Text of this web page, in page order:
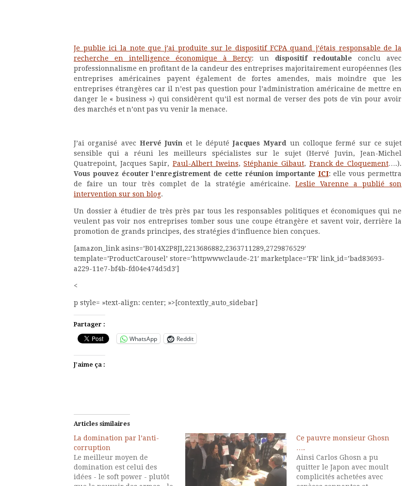
Je publie ici la note que j’ai produite sur le dispositif FCPA quand j’étais responsable de la
recherche en intelligence économique à Bercy: un dispositif redoutable conclu avec
professionnalisme en profitant de la candeur des entreprises majoritairement européennes (les
entreprises américaines payent également de fortes amendes, mais moindre que les
entreprises étrangères car il n’est pas question pour l’administration américaine de mettre en
danger le « business ») qui considèrent qu’il est normal de verser des pots de vin pour avoir
des marchés et n’ont pas vu venir la menace.
J’ai organisé avec Hervé Juvin et le députéJacques Myard un colloque fermé sur ce sujet
sensible qui a réuni les meilleurs spécialistes sur le sujet (Hervé Juvin, Jean-Michel
Quatrepoint, Jacques Sapir, Paul-Albert Iweins,Stéphanie Gibaut, Franck de Cloquement….).
Vous pouvez écouter l’enregistrement de cette réunion importante ICI: elle vous permettra
de faire un tour très complet de la stratégie américaine. Leslie Varenne a publié son
intervention sur son blog.
Un dossier à étudier de très près par tous les responsables politiques et économiques qui ne
veulent pas voir nos entreprises tomber sous une coupe étrangère et savent voir, derrière la
promotion de grands principes, des stratégies d’influence bien conçues.
[amazon_link asins=’B014X2P8JI,2213686882,2363711289,2729876529′
template=’ProductCarousel’ store=’httpwwwclaude-21′ marketplace=’FR’ link_id=’bad83693-
a229-11e7-bf4b-fd04e474d5d3′]
<
p style= »text-align: center; »>[contextly_auto_sidebar]
Partager :
WhatsApp Reddit
J’aime ça :
Articles similaires
La domination par l’anti-
corruption
Le meilleur moyen de
domination est celui des
idées - le soft power - plutôt
Ce pauvre monsieur Ghosn
….
Ainsi Carlos Ghosn a pu
quitter le Japon avec moult
complicités achetées avec